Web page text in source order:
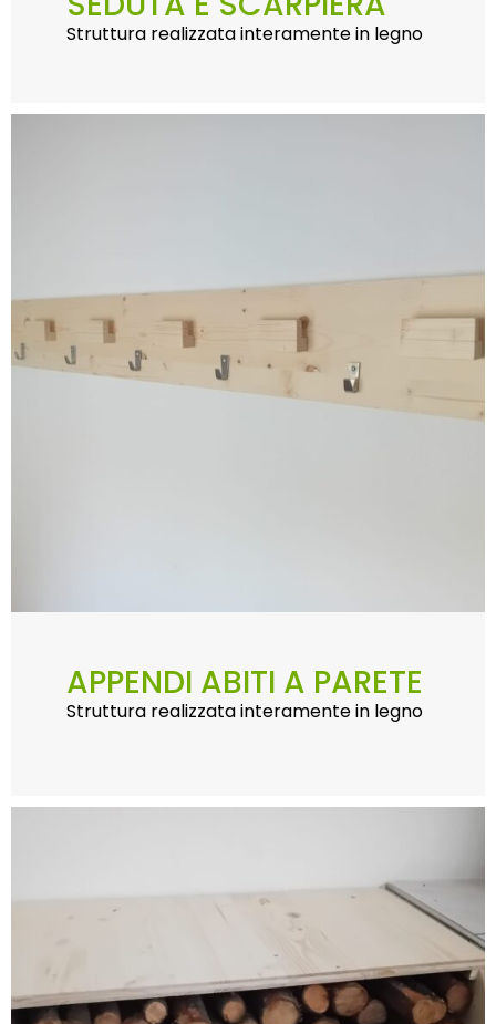
Struttura realizzata interamente in legno
APPENDI ABITI A PARETE
Struttura realizzata interamente in legno